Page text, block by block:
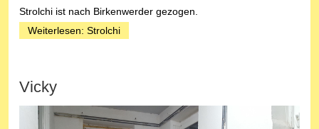
Strolchi ist nach Birkenwerder gezogen.
Weiterlesen: Strolchi
Vicky